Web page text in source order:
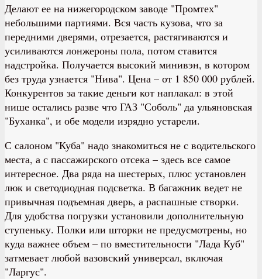
Делают ее на нижегородском заводе "Промтех"
небольшими партиями. Вся часть кузова, что за
передними дверями, отрезается, растягиваются и
усиливаются лонжероны пола, потом ставится
надстройка. Получается высокий минивэн, в котором
без труда узнается "Нива". Цена – от 1 850 000 рублей.
Конкурентов за такие деньги кот наплакал: в этой
нише остались разве что ГАЗ "Соболь" да ульяновская
"Буханка", и обе модели изрядно устарели.
С салоном "Куба" надо знакомиться не с водительского
места, а с пассажирского отсека – здесь все самое
интересное. Два ряда на шестерых, плюс установлен
люк и светодиодная подсветка. В багажник ведет не
привычная подъемная дверь, а распашные створки.
Для удобства погрузки установили дополнительную
ступеньку. Полки или шторки не предусмотрены, но
куда важнее объем – по вместительности "Лада Куб"
затмевает любой вазовский универсал, включая
"Ларгус".